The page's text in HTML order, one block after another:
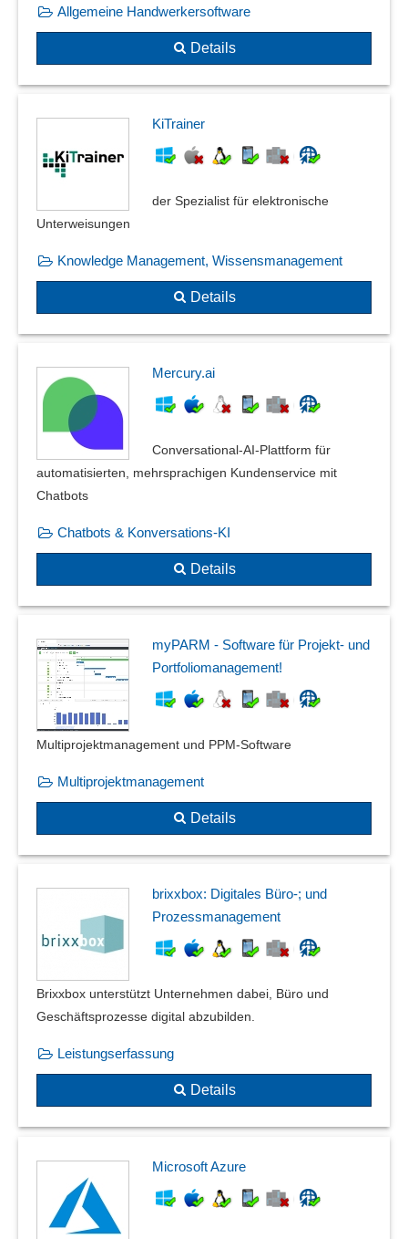
Allgemeine Handwerkersoftware
Details
KiTrainer
der Spezialist für elektronische
Unterweisungen
Knowledge Management, Wissensmanagement
Details
Mercury.ai
Conversational‑AI‑Plattform für
automatisierten, mehrsprachigen Kundenservice mit
Chatbots
Chatbots & Konversations-KI
Details
myPARM - Software für Projekt- und
Portfoliomanagement!
Multiprojektmanagement und PPM-Software
Multiprojektmanagement
Details
brixxbox: Digitales Büro-; und
Prozessmanagement
Brixxbox unterstützt Unternehmen dabei, Büro und
Geschäftsprozesse digital abzubilden.
Leistungserfassung
Details
Microsoft Azure